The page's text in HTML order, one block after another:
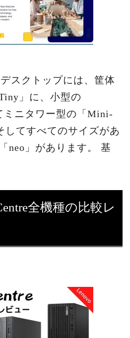
スクトップには、筐体
」に、小型の
ミニタワー型の「Mini-
してすべてのサイズがあ
neo」があります。 基
全機種の比較レ